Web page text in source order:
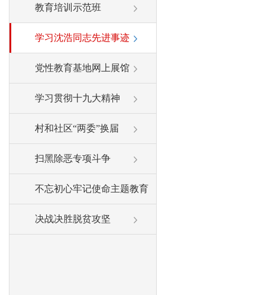
教育培训示范班
学习沈浩同志先进事迹
党性教育基地网上展馆
学习贯彻十九大精神
村和社区“两委”换届
扫黑除恶专项斗争
不忘初心牢记使命主题教育
决战决胜脱贫攻坚